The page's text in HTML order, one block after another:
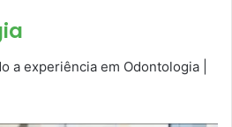
a experiência em Odontologia |